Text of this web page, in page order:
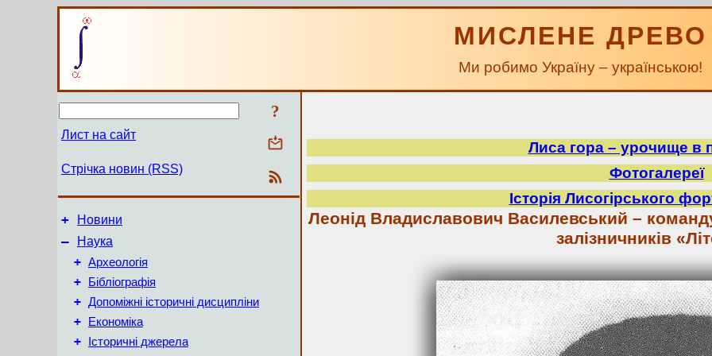
МИСЛЕНЕ ДРЕВО
Ми робимо Україну – українською!
?
Лист на сайт
Стрічка новин (RSS)
+ Новини
–
Наука
+ Археологія
+ Бібліографія
+ Допоміжні історичні дисципліни
+ Економіка
+ Історичні джерела
Лиса гора – урочище в
Фотогалереї
Історія Лисогірського
Леонід Владиславович Василевський –
залізничників